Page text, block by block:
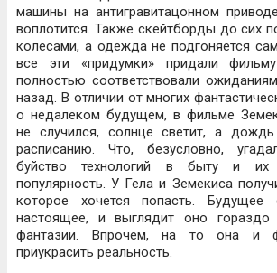
машины на антигравитацонном
воплотится. Также скейтборды до сих
колесами, а одежда не подгоняется
все эти «придумки» придали
полностью соответствовали
назад. В отличии от многих
о недалеком будущем, в фильме
не случился, солнце светит, а
расписанию. Что, безусловно,
буйство технологий в быту и их
популярность. У Гела и Земекиса
которое хочется попасть.
настоящее, и выглядит оно
фантазии. Впрочем, на то она и
приукрасить реальность.